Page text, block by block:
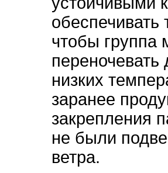
чтобы группа
низких
заранее
закрепления
не были
ветра.